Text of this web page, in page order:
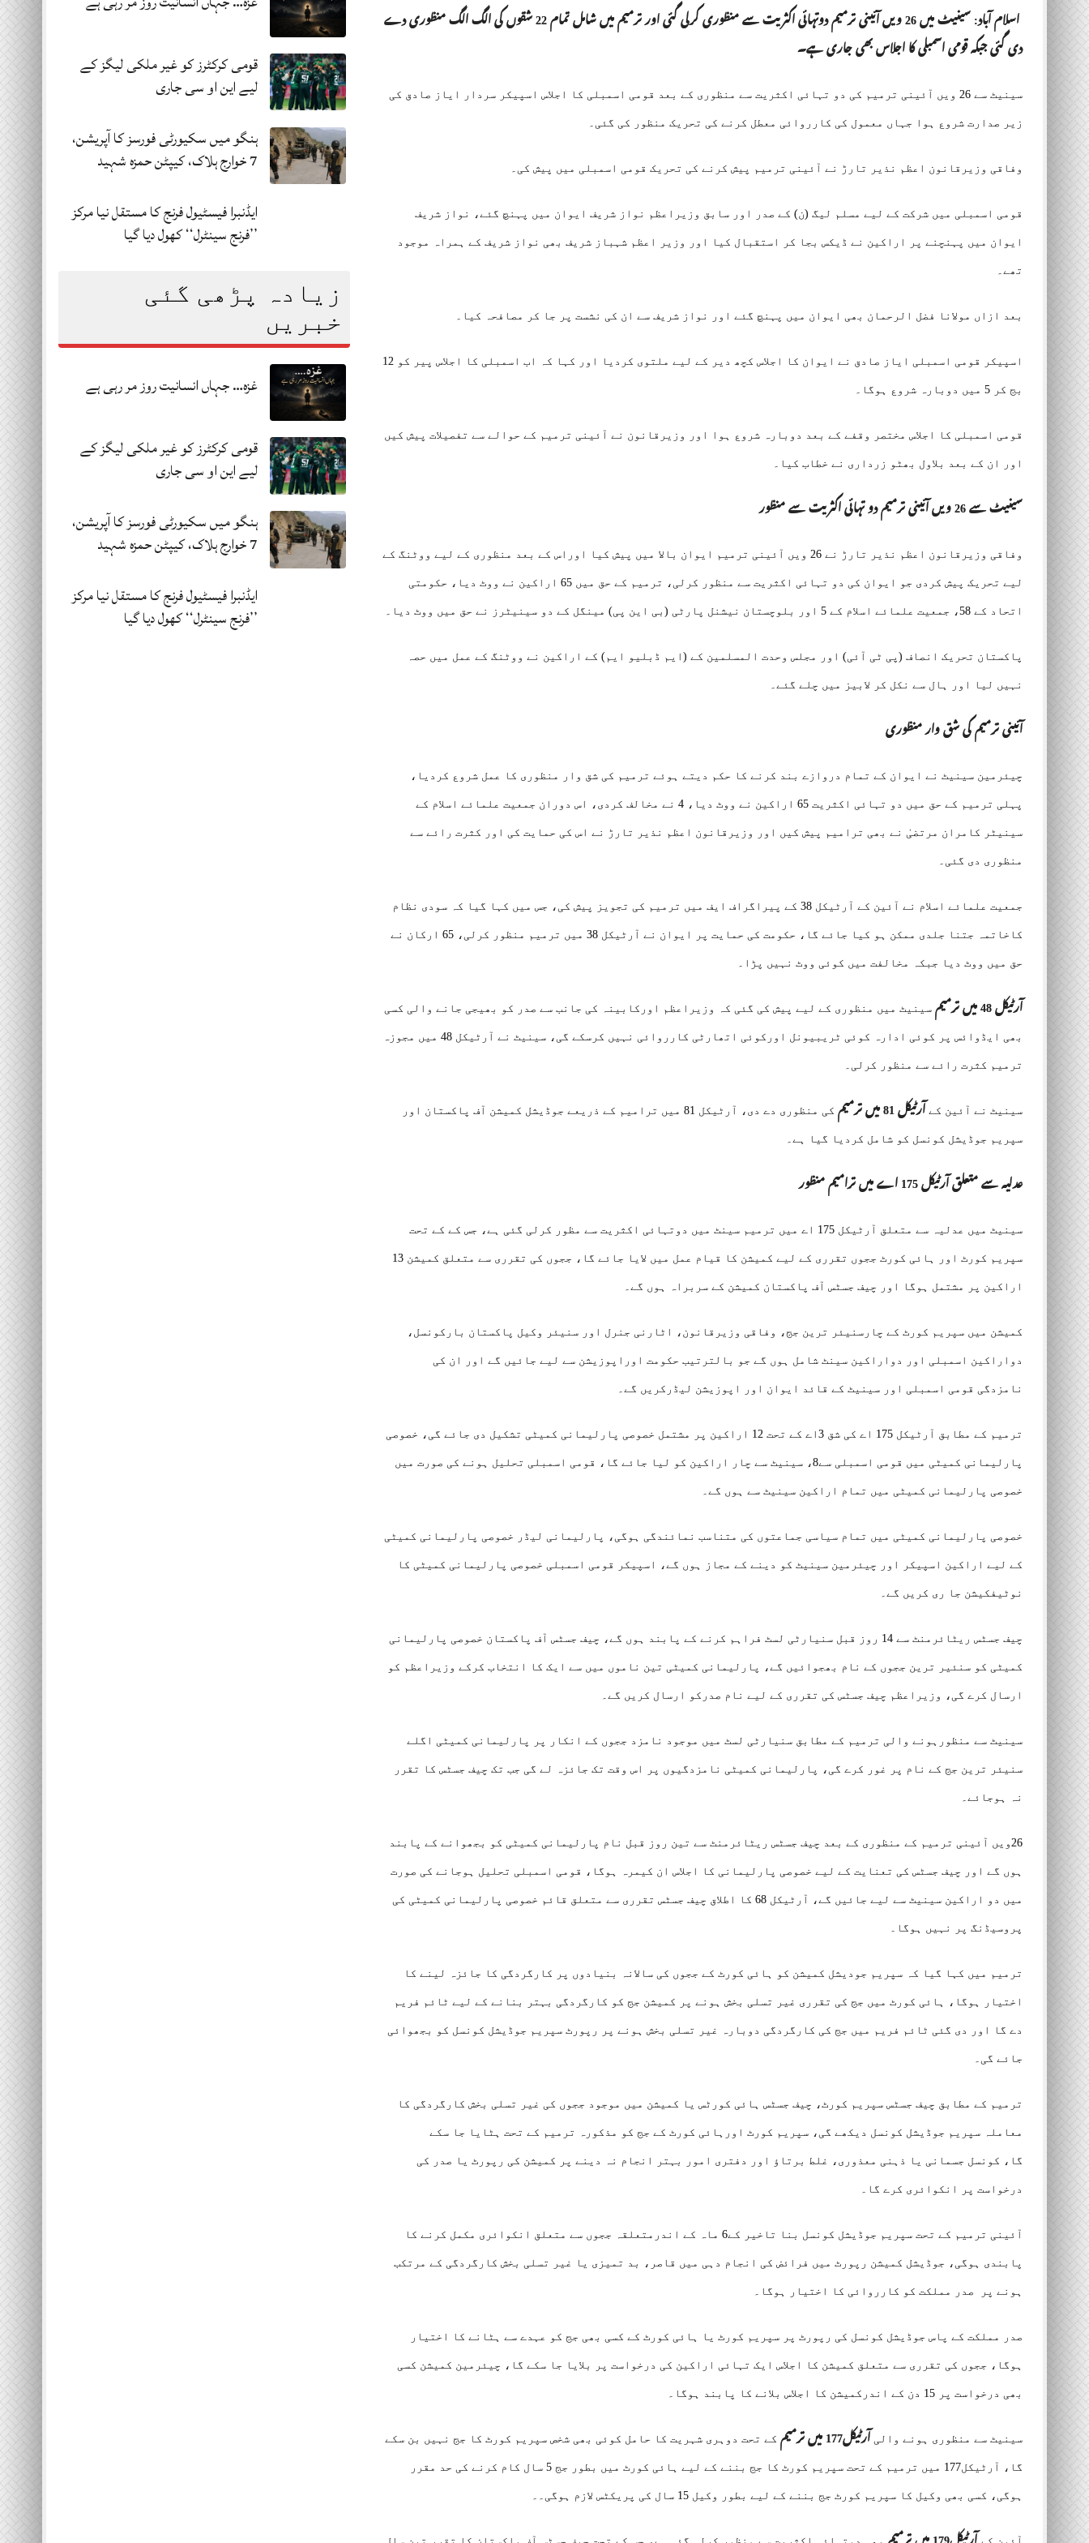
قومی کرکٹرز کو غیر ملکی لیگز کے
لیے این او سی جاری
ہنگو میں سکیورٹی فورسز کا آپریشن،
7 خوارج ہلاک، کیپٹن حمزہ شہید
ایڈنبرا فیسٹیول فرنج کا مستقل نیا مرکز
’’فرنج سینٹرل‘‘ کھول دیا گیا
زیادہ پڑھی گئی
خبریں
غزہ… جہاں انسانیت روز مر رہی ہے
قومی کرکٹرز کو غیر ملکی لیگز کے
لیے این او سی جاری
ہنگو میں سکیورٹی فورسز کا آپریشن،
7 خوارج ہلاک، کیپٹن حمزہ شہید
ایڈنبرا فیسٹیول فرنج کا مستقل نیا مرکز
’’فرنج سینٹرل‘‘ کھول دیا گیا
اسلام آباد: سینیٹ میں 26 ویں آئینی ترمیم دوتہائی اکثریت سے منظوری کرلی گئی اور ترمیم میں شامل تمام 22 شقوں کی الگ الگ منظوری دے
دی گئی جبکہ قومی اسمبلی کا اجلاس بھی جاری ہے۔
سینیٹ سے 26 ویں آئینی ترمیم کی دو تہائی اکثریت سے منظوری کے بعد قومی اسمبلی کا اجلاس اسپیکر سردار ایاز صادق کی
زیر صدارت شروع ہوا جہاں معمول کی کارروائی معطل کرنے کی تحریک منظور کی گئی۔
وفاقی وزیرقانون اعظم نذیر تارڑ نے آئینی ترمیم پیش کرنے کی تحریک قومی اسمبلی میں پیش کی۔
قومی اسمبلی میں شرکت کے لیے مسلم لیگ (ن) کے صدر اور سابق وزیراعظم نواز شریف ایوان میں پہنچ گئے، نواز شریف
ایوان میں پہنچنے پر اراکین نے ڈیکس بجا کر استقبال کیا اور وزیر اعظم شہباز شریف بھی نواز شریف کے ہمراہ موجود
تھے۔
بعد ازاں مولانا فضل الرحمان بھی ایوان میں پہنچ گئے اور نواز شریف سے ان کی نشست پر جا کر مصافحہ کیا۔
اسپیکر قومی اسمبلی ایاز صادق نے ایوان کا اجلاس کچھ دیر کے لیے ملتوی کردیا اور کہا کہ اب اسمبلی کا اجلاس پیر کو 12
بج کر 5 میں دوبارہ شروع ہوگا۔
قومی اسمبلی کا اجلاس مختصر وقفے کے بعد دوبارہ شروع ہوا اور وزیرقانون نے آئینی ترمیم کے حوالے سے تفصیلات پیش کیں
اور ان کے بعد بلاول بھٹو زرداری نے خطاب کیا۔
سینیٹ سے 26 ویں آئینی ترمیم دو تہائی اکثریت سے منظور
وفاقی وزیرقانون اعظم نذیر تارڑ نے 26 ویں آئینی ترمیم ایوان بالا میں پیش کیا اوراس کے بعد منظوری کے لیے ووٹنگ کے
لیے تحریک پیش کردی جو ایوان کی دو تہائی اکثریت سے منظور کرلی، ترمیم کے حق میں 65 اراکین نے ووٹ دیا، حکومتی
اتحاد کے 58، جمعیت علمائے اسلام کے 5 اور بلوچستان نیشنل پارٹی (بی این پی) مینگل کے دو سینیٹرز نے حق میں ووٹ دیا۔
پاکستان تحریک انصاف (پی ٹی آئی) اور مجلس وحدت المسلمین کے (ایم ڈبلیو ایم) کے اراکین نے ووٹنگ کے عمل میں حصہ
نہیں لیا اور ہال سے نکل کر لابیز میں چلے گئے۔
آئینی ترمیم کی شق وار منظوری
چیئرمین سینیٹ نے ایوان کے تمام دروازے بند کرنے کا حکم دیتے ہوئے ترمیم کی شق وار منظوری کا عمل شروع کردیا،
پہلی ترمیم کے حق میں دو تہائی اکثریت 65 اراکین نے ووٹ دیا، 4 نے مخالف کردی، اس دوران جمعیت علمائے اسلام کے
سینیٹر کامران مرتضیٰ نے بھی ترامیم پیش کیں اور وزیرقانون اعظم نذیر تارڑ نے اس کی حمایت کی اور کثرت رائے سے
منظوری دی گئی۔
جمعیت علمائے اسلام نے آئین کے آرٹیکل 38 کے پیراگراف ایف میں ترمیم کی تجویز پیش کی، جس میں کہا گیا کہ سودی نظام
کاخاتمہ جتنا جلدی ممکن ہو کیا جائے گا، حکومت کی حمایت پر ایوان نے آرٹیکل 38 میں ترمیم منظور کرلی، 65 ارکان نے
حق میں ووٹ دیا جبکہ مخالفت میں کوئی ووٹ نہیں پڑا۔
آرٹیکل 48 میں ترمیم سینیٹ میں منظوری کے لیے پیش کی گئی کہ وزیراعظم اورکابینہ کی جانب سے صدر کو بھیجی جانے والی کسی
بھی ایڈوائس پر کوئی ادارہ کوئی ٹریبیونل اورکوئی اتھارٹی کارروائی نہیں کرسکے گی، سینیٹ نے آرٹیکل 48 میں مجوزہ
ترمیم کثرت رائے سے منظور کرلی۔
سینیٹ نے آئین کے آرٹیکل 81 میں ترمیم کی منظوری دے دی، آرٹیکل 81 میں ترامیم کے ذریعے جوڈیشل کمیشن آف پاکستان اور
سپریم جوڈیشل کونسل کو شامل کردیا گیا ہے۔
عدلیہ سے متعلق آرٹیکل 175 اے میں ترامیم منظور
سینیٹ میں عدلیہ سے متعلق آرٹیکل 175 اے میں ترمیم سینٹ میں دوتہائی اکثریت سے مظور کرلی گئی ہے، جس کے کے تحت
سپریم کورٹ اور ہائی کورٹ ججوں تقرری کے لیے کمیشن کا قیام عمل میں لایا جائے گا، ججوں کی تقرری سے متعلق کمیشن 13
اراکین پر مشتمل ہوگا اور چیف جسٹس آف پاکستان کمیشن کے سربراہ ہوں گے۔
کمیشن میں سپریم کورٹ کے چارسنیئر ترین جج، وفاقی وزیرقانون، اٹارنی جنرل اور سنیئر وکیل پاکستان بارکونسل،
دواراکین اسمبلی اور دواراکین سینٹ شامل ہوں گے جو بالترتیب حکومت اوراپوزیشن سے لیے جائیں گے اور ان کی
نامزدگی قومی اسمبلی اور سینیٹ کے قائد ایوان اور اپوزیشن لیڈرکریں گے۔
ترمیم کے مطابق آرٹیکل 175 اے کی شق 3اے کے تحت 12 اراکین پر مشتمل خصوصی پارلیمانی کمیٹی تشکیل دی جائے گی، خصوصی
پارلیمانی کمیٹی میں قومی اسمبلی سے8، سینیٹ سے چار اراکین کو لیا جائے گا، قومی اسمبلی تحلیل ہونے کی صورت میں
خصوصی پارلیمانی کمیٹی میں تمام اراکین سینیٹ سے ہوں گے۔
خصوصی پارلیمانی کمیٹی میں تمام سیاسی جماعتوں کی متناسب نمائندگی ہوگی، پارلیمانی لیڈر خصوصی پارلیمانی کمیٹی
کے لیے اراکین اسپیکر اور چیئرمین سینیٹ کو دینے کے مجاز ہوں گے، اسپیکر قومی اسمبلی خصوصی پارلیمانی کمیٹی کا
نوٹیفکیشن جا ری کریں گے۔
چیف جسٹس ریٹائرمنٹ سے 14 روز قبل سنیارٹی لسٹ فراہم کرنے کے پابند ہوں گے، چیف جسٹس آف پاکستان خصوصی پارلیمانی
کمیٹی کو سنئیر ترین ججوں کے نام بھجوائیں گے، پارلیمانی کمیٹی تین ناموں میں سے ایک کا انتخاب کرکے وزیراعظم کو
ارسال کرے گی، وزیراعظم چیف جسٹس کی تقرری کے لیے نام صدرکو ارسال کریں گے۔
سینیٹ سے منظورہونے والی ترمیم کے مطابق سنیارٹی لسٹ میں موجود نامزد ججوں کے انکار پر پارلیمانی کمیٹی اگلے
سنیئر ترین جج کے نام پر غور کرے گی، پارلیمانی کمیٹی نامزدگیوں پر اس وقت تک جائزہ لے گی جب تک چیف جسٹس کا تقرر
نہ ہوجائے۔
26ویں آئینی ترمیم کے منظوری کے بعد چیف جسٹس ریٹائرمنٹ سے تین روز قبل نام پارلیمانی کمیٹی کو بجھوانے کے پابند
ہوں گے اور چیف جسٹس کی تعنایت کے لیے خصوصی پارلیمانی کا اجلاس ان کیمرہ ہوگا، قومی اسمبلی تحلیل ہوجانے کی صورت
میں دو اراکین سینیٹ سے لیے جائیں گے، آرٹیکل 68 کا اطلاق چیف جسٹس تقرری سے متعلق قائم خصوصی پارلیمانی کمیٹی کی
پروسیڈنگ پر نہیں ہوگا۔
ترمیم میں کہا گیا کہ سپریم جودیشل کمیشن کو ہائی کورٹ کے ججوں کی سالانہ بنیادوں پر کارگردگی کا جائزہ لینے کا
اختیار ہوگا، ہائی کورٹ میں جج کی تقرری غیر تسلی بخش ہونے پر کمیشن جج کو کارگردگی بہتر بنانے کے لیے ٹائم فریم
دے گا اور دی گئی ٹائم فریم میں جج کی کارگردگی دوبارہ غیر تسلی بخش ہونے پر رپورٹ سپریم جوڈیشل کونسل کو بجھوائی
جائے گی۔
ترمیم کے مطابق چیف جسٹس سپریم کورٹ، چیف جسٹس ہائی کورٹس یا کمیشن میں موجود ججوں کی غیر تسلی بخش کارگردگی کا
معاملہ سپریم جوڈیشل کونسل دیکھے گی، سپریم کورٹ اورہائی کورٹ کے جج کو مذکورہ ترمیم کے تحت ہٹایا جا سکے
گا، کونسل جسمانی یا ذہنی معذوری، غلط برتاؤ اور دفتری امور بہتر انجام نہ دینے پر کمیشن کی رپورٹ یا صدر کی
درخواست پر انکوائری کرے گا۔
آئینی ترمیم کے تحت سپریم جوڈیشل کونسل بنا تاخیر کے6 ماہ کے اندرمتعلقہ ججوں سے متعلق انکوائری مکمل کرنے کا
پابندی ہوگی، جوڈیشل کمیشن رپورٹ میں فرائض کی انجام دہی میں قاصر، بد تمیزی یا غیر تسلی بخش کارگردگی کے مرتکب
ہونے پر صدر مملکت کو کارروائی کا اختیار ہوگا۔
صدر مملکت کے پاس جوڈیشل کونسل کی رپورٹ پر سپریم کورٹ یا ہائی کورٹ کے کسی بھی جج کو عہدے سے ہٹانے کا اختیار
ہوگا، ججوں کی تقرری سے متعلق کمیشن کا اجلاس ایک تہائی اراکین کی درخواست پر بلایا جا سکے گا، چیئرمین کمیشن کسی
بھی درخواست پر 15 دن کے اندرکمیشن کا اجلاس بلانے کا پابند ہوگا۔
سینیٹ سے منظوری ہونے والی آرٹیکل177 میں ترمیم کے تحت دوہری شہریت کا حامل کوئی بھی شخص سپریم کورٹ کا جج نہیں بن سکے
گا، آرٹیکل177 میں ترمیم کے تحت سپریم کورٹ کا جج بننے کے لیے ہائی کورٹ میں بطور جج 5 سال کام کرنے کی حد مقرر
ہوگی، کسی بھی وکیل کا سپریم کورٹ جج بننے کے لیے بطور وکیل 15 سال کی پریکٹس لازم ہوگی۔۔